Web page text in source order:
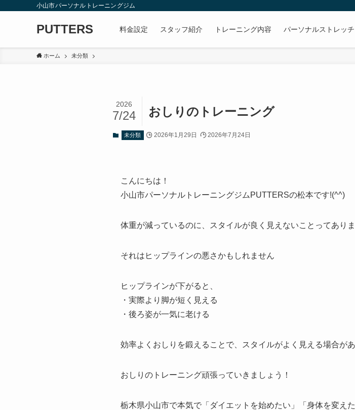
小山市パーソナルトレーニングジム
PUTTERS 料金設定 スタッフ紹介 トレーニング内容 パーソナルストレッチ
ホーム 未分類
おしりのトレーニング
2026
7/24
未分類 2026年1月29日 2026年7月24日
こんにちは！
小山市パーソナルトレーニングジムPUTTERSの松本です!(^^)
体重が減っているのに、スタイルが良く見えないことってあり
それはヒップラインの悪さかもしれません
ヒップラインが下がると、
・実際より脚が短く見える
・後ろ姿が一気に老ける
効率よくおしりを鍛えることで、スタイルがよく見える場合が
おしりのトレーニング頑張っていきましょう！
栃木県小山市で本気で「ダイエットを始めたい」「身体を変え